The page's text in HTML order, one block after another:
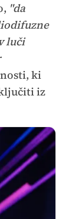
"da
luči
ki
iz